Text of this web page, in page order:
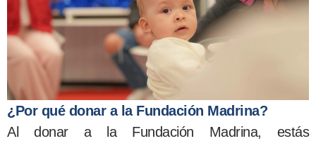
¿Por qué donar a la Fundación Madrina?
Al donar a la Fundación Madrina, estás